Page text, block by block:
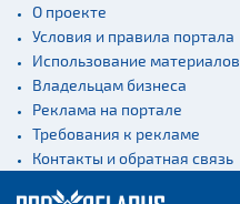
Спортивные
Веломаршруты
Аэропорты
Железнодорожные
О проекте
Условия и правила портала
Использование материалов
Владельцам бизнеса
Реклама на портале
Требования к рекламе
Контакты и обратная связь